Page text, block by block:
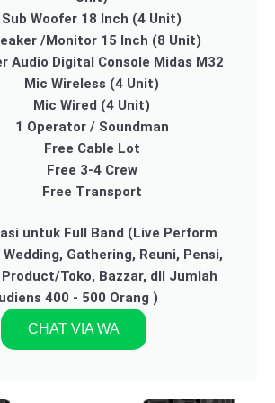
Sub Woofer 18 Inch (4 Unit)
/Monitor 15 Inch (8 Unit)
Audio Digital Console Midas M32
Mic Wireless (4 Unit)
Mic Wired (4 Unit)
1 Operator / Soundman
Free Cable Lot
Free 3-4 Crew
Free Transport
untuk Full Band (Live Perform
Gathering, Reuni, Pensi,
Toko, Bazzar, dll Jumlah
400 - 500 Orang )
CHAT VIA WA